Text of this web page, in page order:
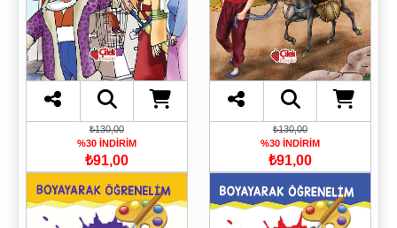
₺130,00
%30 İNDİRİM
₺91,00
₺130,00
%30 İNDİRİM
₺91,00